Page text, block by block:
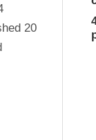
20